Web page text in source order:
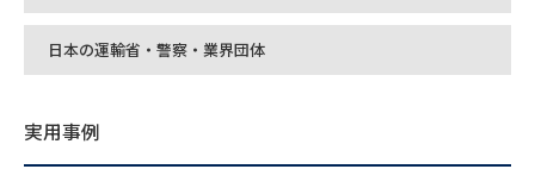
日本の運輸省・警察・業界団体
実用事例